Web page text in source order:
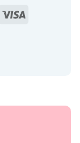
Visa